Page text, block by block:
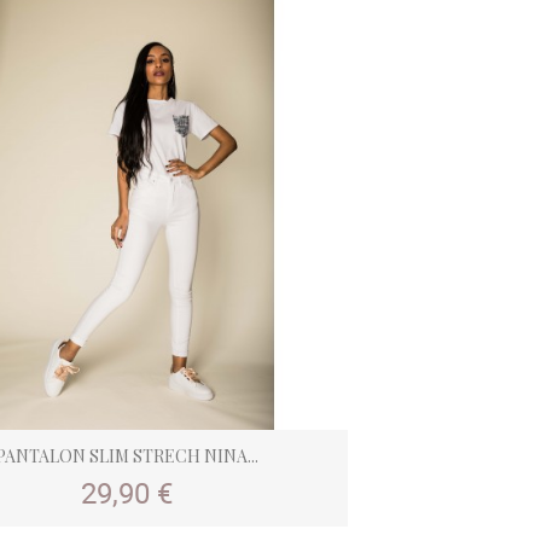
SLIM STRECH NINA...
Prix
29,90 €